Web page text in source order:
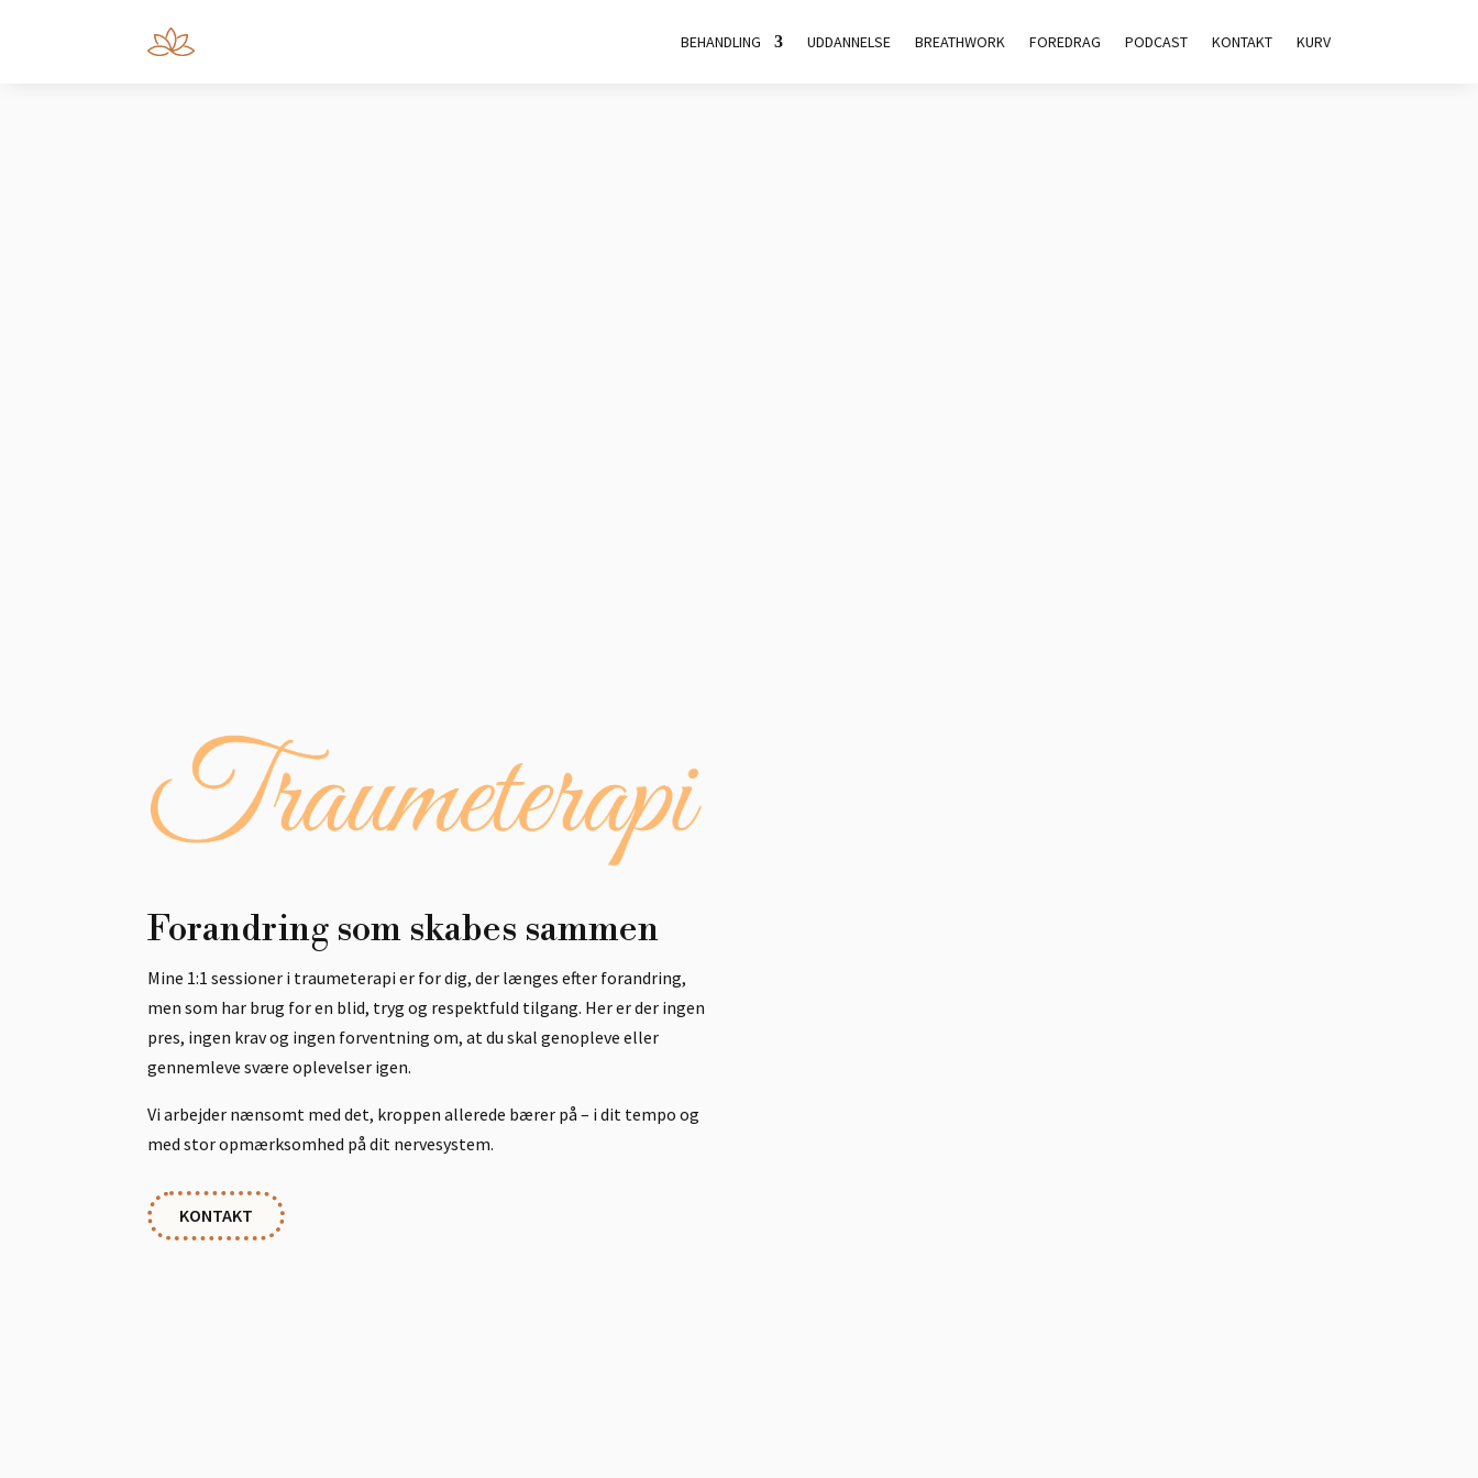
BEHANDLING UDDANNELSE BREATHWORK FOREDRAG PODCAST KONTAKT KURV
Forandring som skabes sammen
Mine 1:1 sessioner i traumeterapi er for dig, der længes efter forandring,
men som har brug for en blid, tryg og respektfuld tilgang. Her er der ingen
pres, ingen krav og ingen forventning om, at du skal genopleve eller
gennemleve svære oplevelser igen.
Vi arbejder nænsomt med det, kroppen allerede bærer på – i dit tempo og
med stor opmærksomhed på dit nervesystem.
KONTAKT